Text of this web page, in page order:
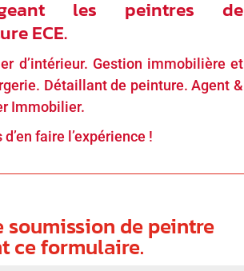
les peintres de
ECE.
d’intérieur. Gestion immobilière et
Détaillant de peinture. Agent &
Immobilier.
d’en faire l’expérience !
soumission de peintre
ce formulaire.